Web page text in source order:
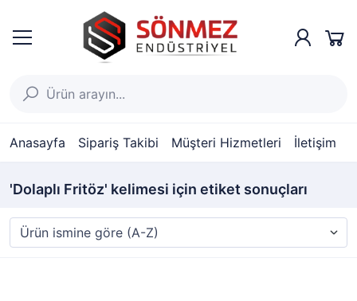
Anasayfa Sipariş Takibi Müşteri Hizmetleri İletişim
'Dolaplı Fritöz' kelimesi için etiket sonuçları